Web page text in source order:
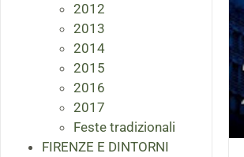
2012
2013
2014
2015
2016
2017
Feste tradizionali
FIRENZE E DINTORNI